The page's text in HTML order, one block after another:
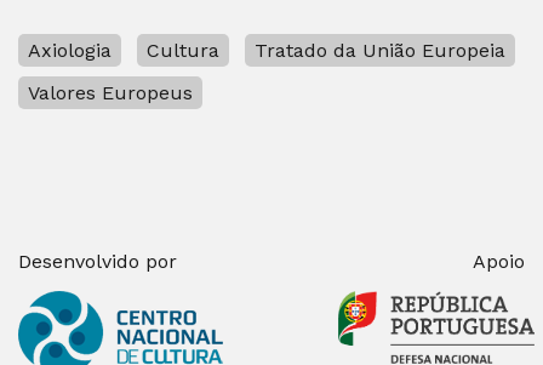
Axiologia Cultura
Tratado da União Europeia
Valores Europeus
Desenvolvido por Apoio